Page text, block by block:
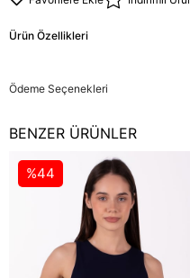
Ürün Özellikleri
Ödeme Seçenekleri
BENZER ÜRÜNLER
%44